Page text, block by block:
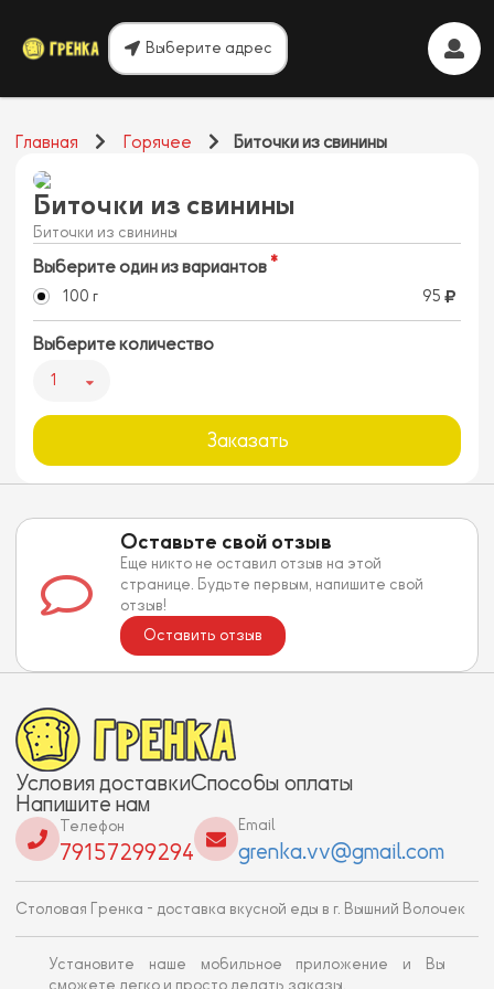
Выберите адрес
Главная Горячее Биточки из свинины
Биточки из свинины
Биточки из свинины
Выберите один из вариантов
100 г 95
Выберите количество
1
Заказать
Оставьте свой отзыв
Еще никто не оставил отзыв на этой
странице. Будьте первым, напишите свой
отзыв!
Оставить отзыв
Условия доставкиСпособы оплаты
Напишите нам
Телефон
79157299294
Email
grenka.vv@gmail.com
Столовая Гренка - доставка вкусной еды в г. Вышний Волочек
Установите наше мобильное приложение и Вы
сможете легко и просто делать заказы.